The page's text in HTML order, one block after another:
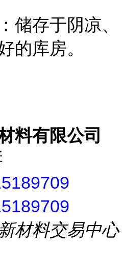
储存于阴凉、
的库房。
料有限公司
材料交易中心